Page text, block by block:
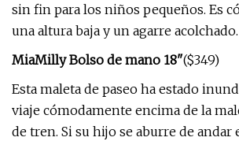
sin fin para los niños pequeños. Es
una altura baja y un agarre
MiaMilly Bolso de mano 18"($349)
Esta maleta de paseo ha estado
viaje cómodamente encima de la
de tren. Si su hijo se aburre de